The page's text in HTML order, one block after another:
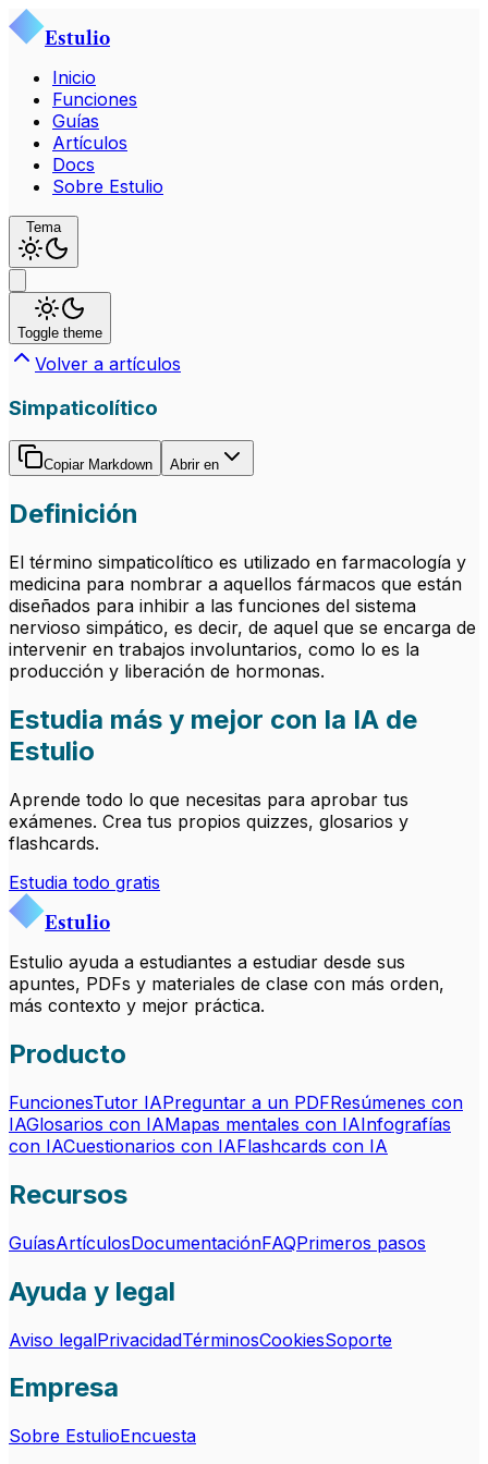
Estulio
Inicio
Funciones
Guías
Artículos
Docs
Sobre Estulio
Tema
Toggle theme
Volver a artículos
Simpaticolítico
Copiar Markdown Abrir en
Definición
El término simpaticolítico es utilizado en farmacología y
medicina para nombrar a aquellos fármacos que están
diseñados para inhibir a las funciones del sistema
nervioso simpático, es decir, de aquel que se encarga de
intervenir en trabajos involuntarios, como lo es la
producción y liberación de hormonas.
Estudia más y mejor con la IA de
Estulio
Aprende todo lo que necesitas para aprobar tus
exámenes. Crea tus propios quizzes, glosarios y
flashcards.
Estudia todo gratis
Estulio
Estulio ayuda a estudiantes a estudiar desde sus
apuntes, PDFs y materiales de clase con más orden,
más contexto y mejor práctica.
Producto
FuncionesTutor IAPreguntar a un PDFResúmenes con
IAGlosarios con IAMapas mentales con IAInfografías
con IACuestionarios con IAFlashcards con IA
Recursos
GuíasArtículosDocumentaciónFAQPrimeros pasos
Ayuda y legal
Aviso legalPrivacidadTérminosCookiesSoporte
Empresa
Sobre EstulioEncuesta